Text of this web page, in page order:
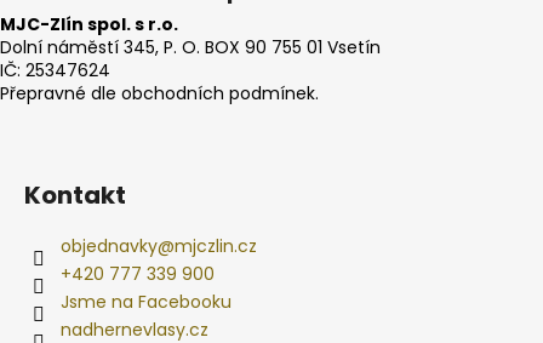
MJC-Zlín spol. s r.o.
Dolní náměstí 345, P. O. BOX 90 755 01 Vsetín
IČ: 25347624
Přepravné dle obchodních podmínek.
Kontakt
objednavky@mjczlin.cz
+420 777 339 900
Jsme na Facebooku
nadhernevlasy.cz